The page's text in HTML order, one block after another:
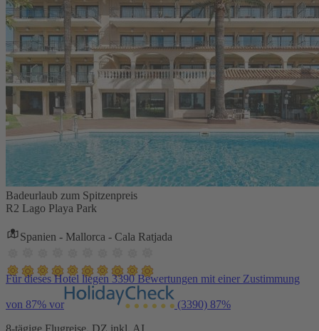
Badeurlaub zum Spitzenpreis
R2 Lago Playa Park
Spanien - Mallorca - Cala Ratjada
Für dieses Hotel liegen 3390 Bewertungen mit einer Zustimmung
von 87% vor (3390) 87%
8-tägige Flugreise, DZ inkl. AI